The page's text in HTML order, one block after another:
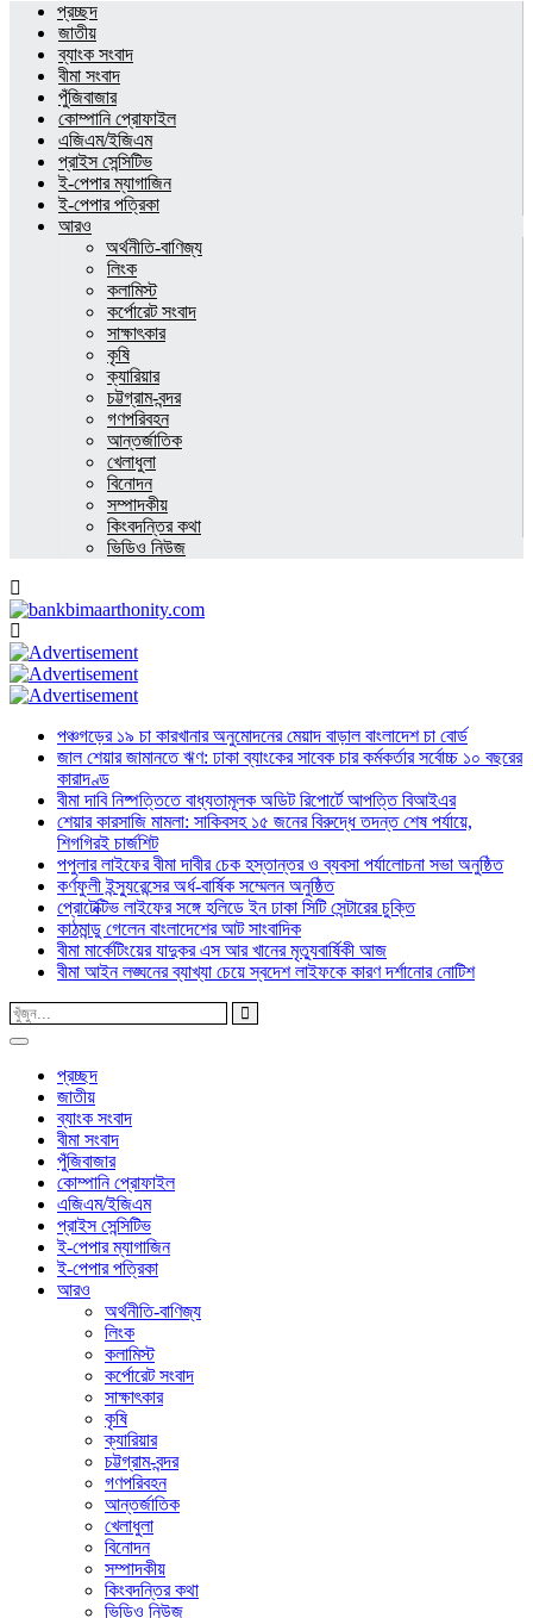
প্রচ্ছদ
জাতীয়
ব্যাংক সংবাদ
বীমা সংবাদ
পুঁজিবাজার
কোম্পানি প্রোফাইল
এজিএম/ইজিএম
প্রাইস সেন্সিটিভ
ই-পেপার ম্যাগাজিন
ই-পেপার পত্রিকা
আরও
অর্থনীতি-বাণিজ্য
লিংক
কলামিস্ট
কর্পোরেট সংবাদ
সাক্ষাৎকার
কৃষি
ক্যারিয়ার
চট্টগ্রাম-বন্দর
গণপরিবহন
আন্তর্জাতিক
খেলাধুলা
বিনোদন
সম্পাদকীয়
কিংবদন্তির কথা
ভিডিও নিউজ
পঞ্চগড়ের ১৯ চা কারখানার অনুমোদনের মেয়াদ বাড়াল বাংলাদেশ চা বোর্ড
জাল শেয়ার জামানতে ঋণ: ঢাকা ব্যাংকের সাবেক চার কর্মকর্তার সর্বোচ্চ ১০ বছরের
কারাদণ্ড
বীমা দাবি নিষ্পত্তিতে বাধ্যতামূলক অডিট রিপোর্টে আপত্তি বিআইএর
শেয়ার কারসাজি মামলা: সাকিবসহ ১৫ জনের বিরুদ্ধে তদন্ত শেষ পর্যায়ে,
শিগগিরই চার্জশিট
পপুলার লাইফের বীমা দাবীর চেক হস্তান্তর ও ব্যবসা পর্যালোচনা সভা অনুষ্ঠিত
কর্ণফুলী ইন্স্যুরেন্সের অর্ধ-বার্ষিক সম্মেলন অনুষ্ঠিত
প্রোটেক্টিভ লাইফের সঙ্গে হলিডে ইন ঢাকা সিটি সেন্টারের চুক্তি
কাঠমান্ডু গেলেন বাংলাদেশের আট সাংবাদিক
বীমা মার্কেটিংয়ের যাদুকর এস আর খানের মৃত্যুবার্ষিকী আজ
বীমা আইন লঙ্ঘনের ব্যাখ্যা চেয়ে স্বদেশ লাইফকে কারণ দর্শানোর নোটিশ
প্রচ্ছদ
জাতীয়
ব্যাংক সংবাদ
বীমা সংবাদ
পুঁজিবাজার
কোম্পানি প্রোফাইল
এজিএম/ইজিএম
প্রাইস সেন্সিটিভ
ই-পেপার ম্যাগাজিন
ই-পেপার পত্রিকা
আরও
অর্থনীতি-বাণিজ্য
লিংক
কলামিস্ট
কর্পোরেট সংবাদ
সাক্ষাৎকার
কৃষি
ক্যারিয়ার
চট্টগ্রাম-বন্দর
গণপরিবহন
আন্তর্জাতিক
খেলাধুলা
বিনোদন
সম্পাদকীয়
কিংবদন্তির কথা
ভিডিও নিউজ